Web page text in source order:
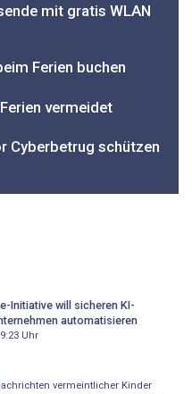
mit gratis WLAN
Ferien buchen
vermeidet
Cyberbetrug schützen
Initiative will sicheren KI-
automatisieren
Uhr
vermeintlicher Kinder